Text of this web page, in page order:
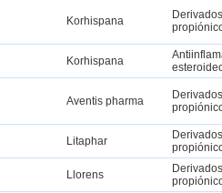
Korhispana
Korhispana
Aventis pharma
Litaphar
Llorens